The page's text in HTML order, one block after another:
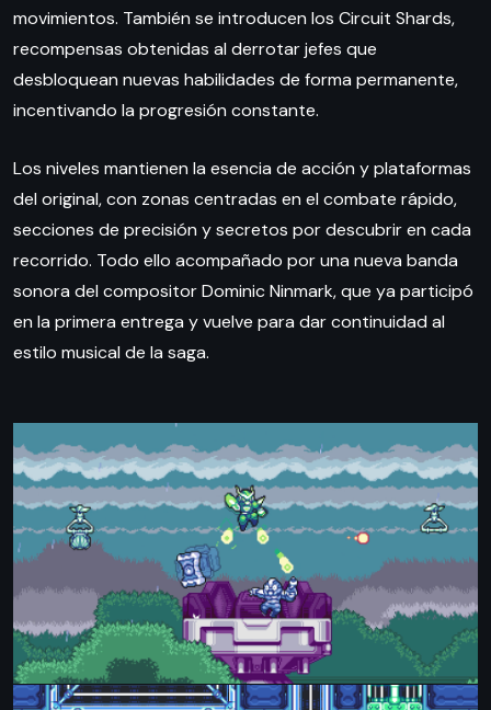
movimientos. También se introducen los Circuit Shards,
recompensas obtenidas al derrotar jefes que
desbloquean nuevas habilidades de forma permanente,
incentivando la progresión constante.
Los niveles mantienen la esencia de acción y plataformas
del original, con zonas centradas en el combate rápido,
secciones de precisión y secretos por descubrir en cada
recorrido. Todo ello acompañado por una nueva banda
sonora del compositor Dominic Ninmark, que ya participó
en la primera entrega y vuelve para dar continuidad al
estilo musical de la saga.